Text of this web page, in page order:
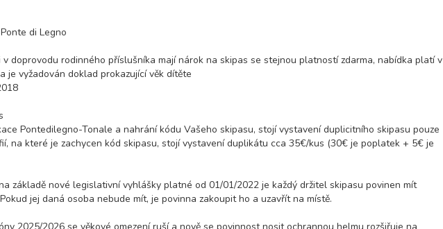
8 dní (7 nocí)
di Legno
doprovodu rodinného příslušníka mají nárok na skipas se stejnou platností zdarma, nabídka platí v
je vyžadován doklad prokazující věk dítěte
Pontedilegno-Tonale a nahrání kódu Vašeho skipasu, stojí vystavení duplicitního skipasu pouze
na které je zachycen kód skipasu, stojí vystavení duplikátu cca 35€/kus (30€ je poplatek + 5€ je
základě nové legislativní vyhlášky platné od 01/01/2022 je každý držitel skipasu povinen mít
jej daná osoba nebude mít, je povinna zakoupit ho a uzavřít na místě.
2025/2026 se věkové omezení ruší a nově se povinnost nosit ochrannou helmu rozšiřuje na